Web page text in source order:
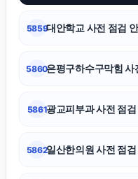
5859대안학교 사전 점검
5860은평구하수구막힘
5861광교피부과 사전 점
5862일산한의원 사전 점